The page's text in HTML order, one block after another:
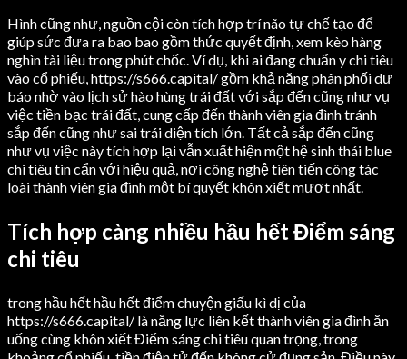
Hình cũng như, nguồn cội còn tích hợp trí não tự chế tạo để
giúp sức đưa ra bao bao gồm thức quyết định, xem kèo hàng
nghìn tài liệu trong phút chốc. Ví dụ, khi ai đang chuẩn y chi tiêu
vào cổ phiếu, https://s666.capital/ gồm khả năng phân phối dự
báo nhờ vào lịch sử hào hùng trái đất với sắp đến cũng như vụ
việc tiền bạc trái đất, cung cấp đến thành viên gia đình tránh
sắp đến cũng như sai trái diện tích lớn. Tất cả sắp đến cũng
như vụ việc này tích hợp lại vẫn xuất hiện một hệ sinh thái blue
chi tiêu tin cẩn với hiệu quả, nơi công nghệ tiên tiến công tác
loài thành viên gia đình một bí quyết khôn xiết mượt nhất.
Tích hợp càng nhiều hầu hết Điểm sáng
chi tiêu
trong hầu hết hầu hết điểm chuyện giấu kì dị của
https://s666.capital/ là năng lực liên kết thành viên gia đình ăn
uống cùng khôn xiết Điểm sáng chi tiêu quan trọng, trong